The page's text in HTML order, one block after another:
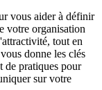
vous aider à définir
votre organisation
tout en
donne les clés
de pratiques pour
sur votre